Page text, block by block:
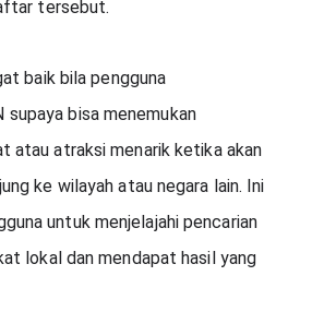
tersebut.
baik bila pengguna
bisa menemukan
atau atraksi menarik ketika akan
ke wilayah atau negara lain. Ini
untuk menjelajahi pencarian
lokal dan mendapat hasil yang